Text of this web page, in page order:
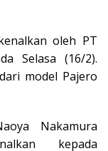
oleh PT
Selasa (16/2).
model Pajero
Nakamura
kepada